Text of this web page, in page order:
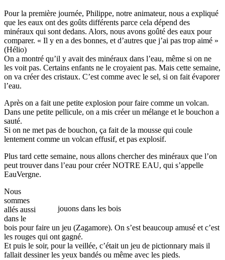
Pour la première journée, Philippe, notre animateur, nous a expliqué
que les eaux ont des goûts différents parce cela dépend des
minéraux qui sont dedans. Alors, nous avons goûté des eaux pour
comparer. « Il y en a des bonnes, et d’autres que j’ai pas trop aimé »
(Hélio)
On a montré qu’il y avait des minéraux dans l’eau, même si on ne
les voit pas. Certains enfants ne le croyaient pas. Mais cette semaine,
on va créer des cristaux. C’est comme avec le sel, si on fait évaporer
l’eau.
Après on a fait une petite explosion pour faire comme un volcan.
Dans une petite pellicule, on a mis créer un mélange et le bouchon a
sauté.
Si on ne met pas de bouchon, ça fait de la mousse qui coule
lentement comme un volcan effusif, et pas explosif.
Plus tard cette semaine, nous allons chercher des minéraux que l’on
peut trouver dans l’eau pour créer NOTRE EAU, qui s’appelle
EauVergne.
jouons dans les bois
Nous
sommes
allés aussi
dans le
bois pour faire un jeu (Zagamore). On s’est beaucoup amusé et c’est
les rouges qui ont gagné.
Et puis le soir, pour la veillée, c’était un jeu de pictionnary mais il
fallait dessiner les yeux bandés ou même avec les pieds.